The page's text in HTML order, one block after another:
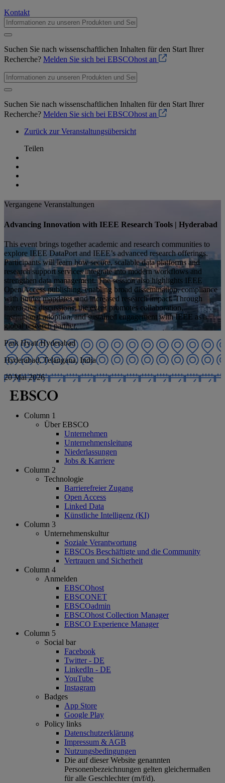
Kontakt
Suchen Sie nach wissenschaftlichen Inhalten für den Start Ihrer
Recherche? Melden Sie sich bei EBSCOhost an
Suchen Sie nach wissenschaftlichen Inhalten für den Start Ihrer
Recherche? Melden Sie sich bei EBSCOhost an
Zurück zur Veranstaltungsübersicht
Teilen
Vergangene Veranstaltungen
Advancing Innovation with IEEE Research Tools | Hyderabad
This event brings together academic and research communities to
explore IEEE DataPort and IEEE’s advanced research offerings.
Participants will learn how secure, scalable data platforms and
research support services integrate into modern workflows and
strengthen data management. The session also highlights IEEE
Open Access publishing, enabling broad dissemination, compliance
with funder mandates, and increased research impact. Through
interactive discussions, the event promotes collaboration,
institutional adoption, and sustained engagement with IEEE as a
global research partner.
Park Hyatt Hyderabad
Hyderabad, Telangana, India
20 Mai 2026
Column 1
Über EBSCO
Unternehmen
Unternehmensleitung
Niederlassungen
Jobs & Karriere
Column 2
Technologie
Barrierefreier Zugang
Open Access
Linked Data
Künstliche Intelligenz (KI)
Column 3
Unternehmenskultur
Soziale Verantwortung
EBSCOs Beschäftigte und die Community
Vertrauen und Sicherheit
Column 4
Anmelden
EBSCOhost
EBSCONET
EBSCOadmin
EBSCOhost Collection Manager
EBSCO Experience Manager
Column 5
Social bar
Facebook
Twitter - DE
LinkedIn - DE
YouTube
Instagram
Badges
App Store
Google Play
Policy links
Datenschutzerklärung
Impressum & AGB
Nutzungsbedingungen
Die auf dieser Website genannten
Personenbezeichnungen gelten gleichermaßen
für alle Geschlechter (m/f/d).